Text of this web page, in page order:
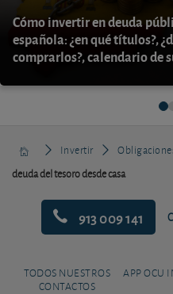
Cómo invertir en deuda
española: ¿en qué títulos?,
comprarlos?, calendario de
Invertir
deuda del tesoro desde casa
913 009 141
TODOS NUESTROS
CONTACTOS
APP OCU